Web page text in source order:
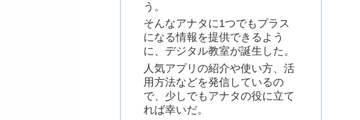
う。
そんなアナタに1つでもプラス
になる情報を提供できるよう
に、デジタル教室が誕生した。
人気アプリの紹介や使い方、活
用方法などを発信しているの
で、少しでもアナタの役に立て
れば幸いだ。